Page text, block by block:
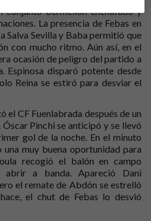
conjunto bermellón enchufado y
La presencia de Febas en
Salva Sevilla y Baba permitió que
con mucho ritmo. Aún así, en el
ocasión de peligro del partido a
Espinosa disparó potente desde
Reina se estiró para desviar el
el CF Fuenlabrada después de un
Pinchi se anticipó y se llevó
gol de la noche. En el minuto
muy buena oportunidad para
recogió el balón en campo
a banda. Apareció Dani
el remate de Abdón se estrelló
el chut de Febas lo desvió